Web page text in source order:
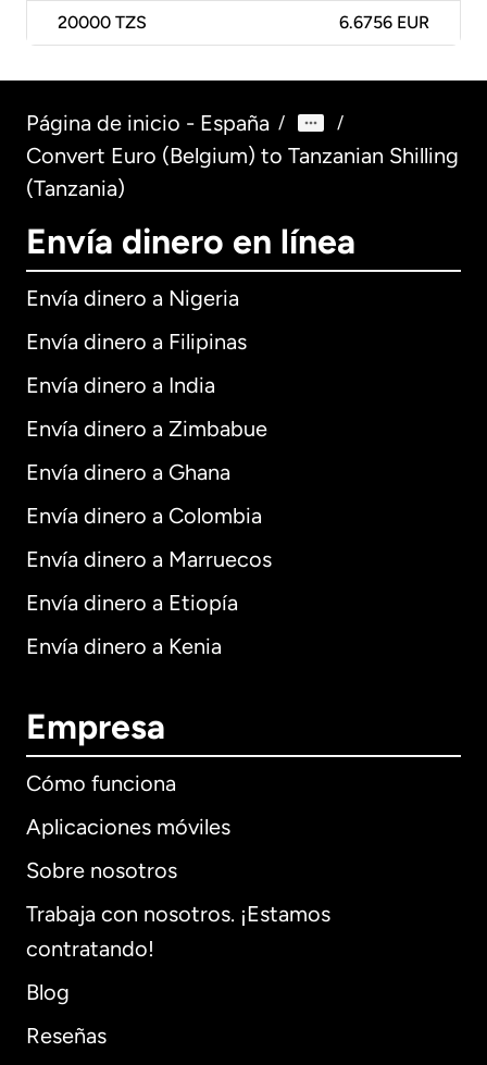
20000 TZS 6.6756 EUR
Página de inicio - España / /
Convert Euro (Belgium) to Tanzanian Shilling
(Tanzania)
Envía dinero en línea
Envía dinero a Nigeria
Envía dinero a Filipinas
Envía dinero a India
Envía dinero a Zimbabue
Envía dinero a Ghana
Envía dinero a Colombia
Envía dinero a Marruecos
Envía dinero a Etiopía
Envía dinero a Kenia
Empresa
Cómo funciona
Aplicaciones móviles
Sobre nosotros
Trabaja con nosotros. ¡Estamos
contratando!
Blog
Reseñas